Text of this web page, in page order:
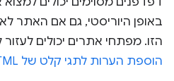
באופן היוריסטי, גם אם האתר
הזו. מפתחי אתרים יכולים
הוספת הערות לתגי קלט של HTML